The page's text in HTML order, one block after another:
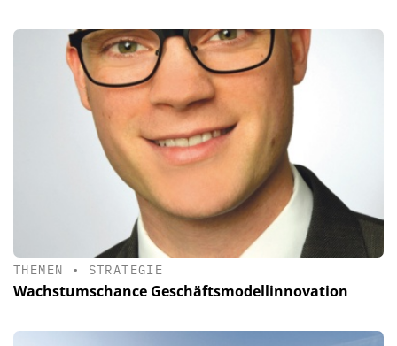
THEMEN • STRATEGIE
Wachstumschance Geschäftsmodellinnovation